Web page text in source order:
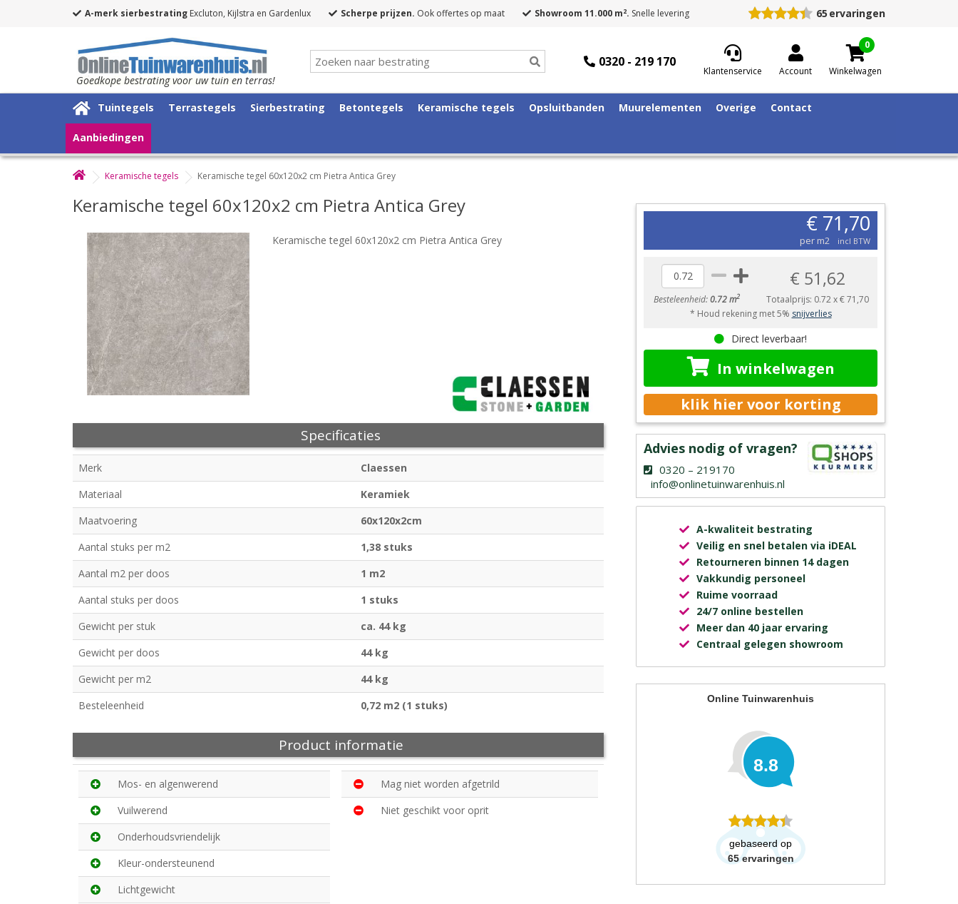
A-merk sierbestrating Excluton, Kijlstra en Gardenlux Scherpe prijzen. Ook offertes op maat Showroom 11.000 m2. Snelle levering 65 ervaringen
Goedkope bestrating voor uw tuin en terras!
0320 - 219 170
Klantenservice Account
0
Winkelwagen
Tuintegels Terrastegels Sierbestrating Betontegels Keramische tegels Opsluitbanden Muurelementen Overige Contact
Aanbiedingen
Keramische tegels Keramische tegel 60x120x2 cm Pietra Antica Grey
Keramische tegel 60x120x2 cm Pietra Antica Grey
Keramische tegel 60x120x2 cm Pietra Antica Grey
Specificaties
Merk
Claessen
Materiaal
Keramiek
Maatvoering
60x120x2cm
Aantal stuks per m2
1,38 stuks
Aantal m2 per doos
1 m2
Aantal stuks per doos
1 stuks
Gewicht per stuk
ca. 44 kg
Gewicht per doos
44 kg
Gewicht per m2
44 kg
Besteleenheid
0,72 m2 (1 stuks)
Product informatie
Mos- en algenwerend
Vuilwerend
Onderhoudsvriendelijk
Kleur-ondersteunend
Lichtgewicht
Mag niet worden afgetrild
Niet geschikt voor oprit
€ 71,70
per m2 incl BTW
Besteleenheid:0.72 m2
€ 51,62
Totaalprijs: 0.72x€ 71,70
* Houd rekening met 5% snijverlies
Direct leverbaar!
In winkelwagen
klik hier voor korting
Advies nodig of vragen?
0320 – 219170
info@onlinetuinwarenhuis.nl
A-kwaliteit bestrating
Veilig en snel betalen via iDEAL
Retourneren binnen 14 dagen
Vakkundig personeel
Ruime voorraad
24/7 online bestellen
Meer dan 40 jaar ervaring
Centraal gelegen showroom
Online Tuinwarenhuis
8.8
gebaseerd op
65 ervaringen